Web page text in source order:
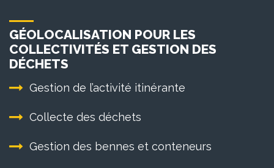
GÉOLOCALISATION POUR LES
COLLECTIVITÉS ET GESTION DES
DÉCHETS
Gestion de l’activité itinérante
Collecte des déchets
Gestion des bennes et conteneurs